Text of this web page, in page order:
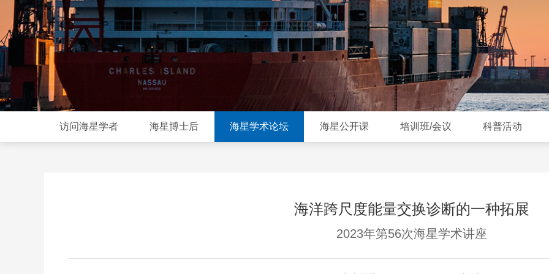
访问海星学者 海星博士后 海星学术论坛 海星公开课 培训班/会议 科普活动
海洋跨尺度能量交换诊断的一种拓展
2023年第56次海星学术讲座